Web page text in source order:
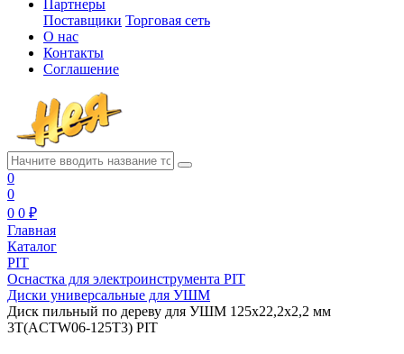
Партнеры
Поставщики Торговая сеть
О нас
Контакты
Соглашение
0
0
0 0 ₽
Главная
Каталог
PIT
Оснастка для электроинструмента PIT
Диски универсальные для УШМ
Диск пильный по дереву для УШМ 125x22,2x2,2 мм
3T(ACTW06-125T3) PIT